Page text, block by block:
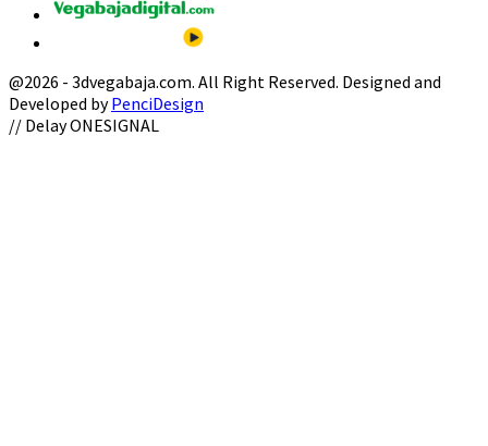
@2026 - 3dvegabaja.com. All Right Reserved. Designed and
Developed byPenciDesign
Facebook
Twitter
Instagram
Youtube
Email
// Delay ONESIGNAL